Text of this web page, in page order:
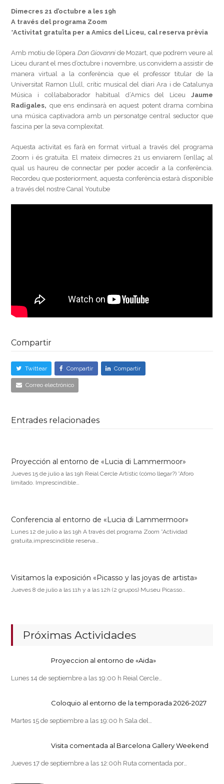
Dimecres 21 d’octubre a les 19h
A través del programa Zoom
*Activitat gratuïta per a Amics del Liceu, cal reserva prèvia
Amb motiu de l’òpera Don Giovannide Mozart, que podrem veure al
Liceu durant el mes d’octubre i novembre, us convidem a assistir de
manera virtual a la conferència que el professor titular de la
Universitat Ramon Llull, crític musical del diari Ara i de Catalunya
Música i col·lababorador habitual d’Amics del Liceu Jaume
Radigales, que ens endinsarà en aquest potent drama combina
una música captivadora amb un personatge central seductor que
fascina per la seva complexitat.
Aquesta activitat es farà en format virtual a través del programa
Zoom i és gratuïta. El mateix dimecres 21 us enviarem l’enllaç al
qual us haureu de connectar per poder accedir a la conferència.
Recordeu que posteriorment, aquesta conferència estarà disponible
a través del nostre Canal Youtube
Compartir
Twittear Compartir Compartir
Correo electrónico
Entrades relacionades
Proyección al entorno de «Lucia di Lammermoor»
Jueves 15 de julio a las 19h Reial Cercle Artístic (cómo llegar?) *Aforo
limitado. Imprescindible…
Conferencia al entorno de «Lucia di Lammermoor»
Lunes 12 de julio a las 19h A través del programa Zoom *Actividad
gratuita,imprescindible reserva…
Visitamos la exposición «Picasso y las joyas de artista»
Jueves 8 de julio a las 11h y a las 12h (2 grupos) Museu Picasso…
Próximas Actividades
Proyeccion al entorno de «Aida»
Lunes 14 de septiembre a las 19:00 h Reial Cercle…
Coloquio al entorno de la temporada 2026-2027
Martes 15 de septiembre a las 19:00 h Sala del…
Visita comentada al Barcelona Gallery Weekend
Jueves 17 de septiembre a las 12:00h Ruta comentada por…